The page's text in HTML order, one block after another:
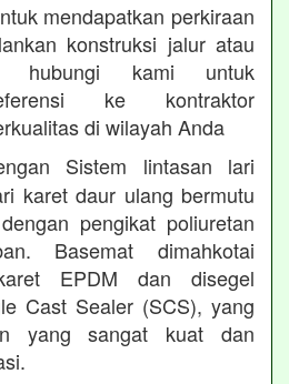
mendapatkan perkiraan
konstruksi jalur atau
hubungi kami untuk
ke kontraktor
di wilayah Anda
Sistem lintasan lari
karet daur ulang bermutu
pengikat poliuretan
Basemat dimahkotai
EPDM dan disegel
Cast Sealer (SCS), yang
yang sangat kuat dan